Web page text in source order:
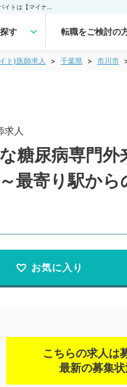
す 転職をご検討の
ト)医師求人 千葉県 市川市
求人
な糖尿病専門
最寄り駅か
お気に入り
こちらの求人は
最新の募集状